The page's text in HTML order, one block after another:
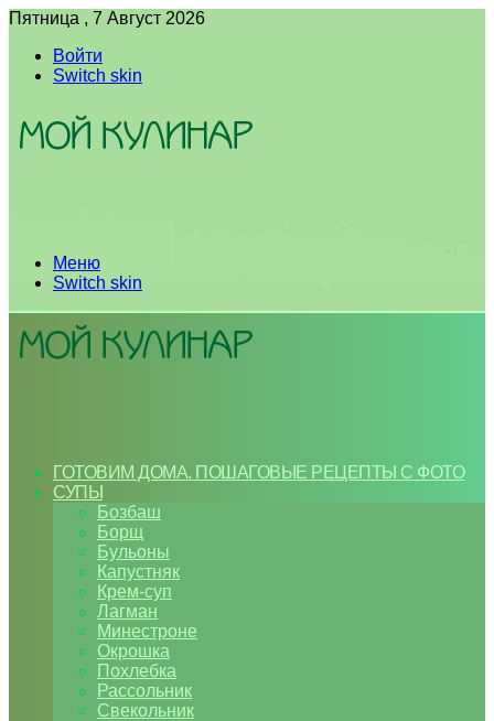
Пятница , 7 Август 2026
Войти
Switch skin
Меню
Switch skin
ГОТОВИМ ДОМА. ПОШАГОВЫЕ РЕЦЕПТЫ С ФОТО
СУПЫ
Бозбаш
Борщ
Бульоны
Капустняк
Крем-суп
Лагман
Минестроне
Окрошка
Похлебка
Рассольник
Свекольник